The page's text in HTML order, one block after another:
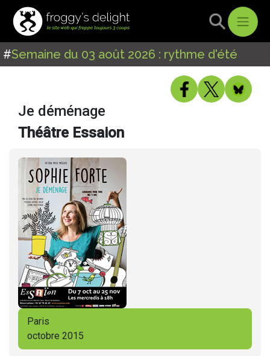
#Semaine du 03 août 2026 : rythme d'été
Je déménage
Théâtre Essaion
Paris
octobre 2015